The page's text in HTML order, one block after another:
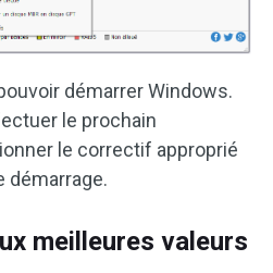
démarrer Windows.
le prochain
le correctif approprié
démarrage.
meilleures valeurs